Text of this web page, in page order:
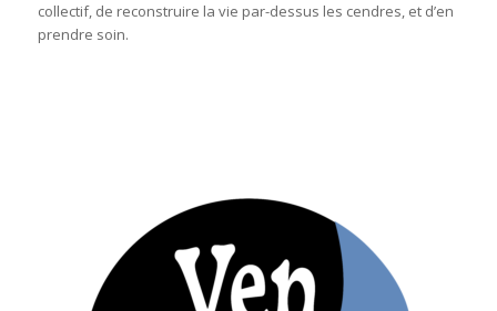
collectif, de reconstruire la vie par-dessus les cendres, et d’en
prendre soin.